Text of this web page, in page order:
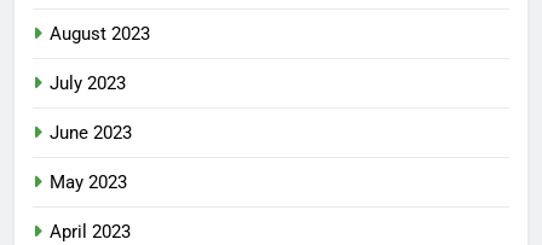
August 2023
July 2023
June 2023
May 2023
April 2023